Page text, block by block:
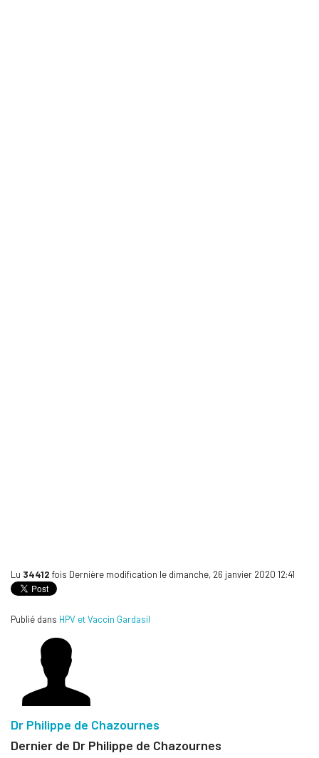
Lu 34412 fois Dernière modification le dimanche, 26 janvier 2020 12:41
Publié dans HPV et Vaccin Gardasil
Dr Philippe de Chazournes
Dernier de Dr Philippe de Chazournes